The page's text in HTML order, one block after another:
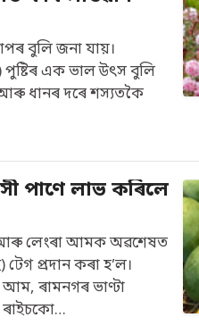
বুলি জনা যায়।
এক ভাল উৎস বুলি
ধানৰ দৰে শস্যতকৈ
পাণে লাভ কৰিলে
আৰু লেংৰা আমক অৱশেষত
প্ৰদান কৰা হ’ল।
ৰামনগৰ ভাণ্টা